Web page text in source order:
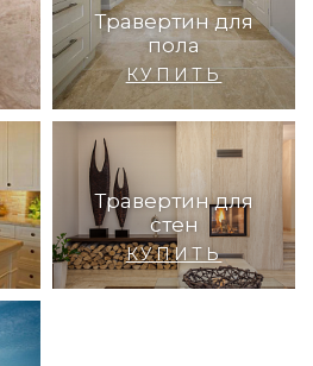
Травертин для
пола
КУПИТЬ
Травертин для
стен
КУПИТЬ